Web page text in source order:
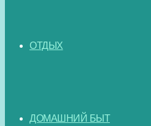
ОТДЫХ
ДОМАШНИЙ БЫТ